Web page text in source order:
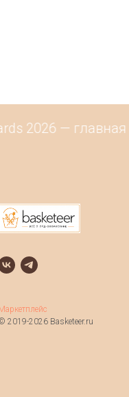
2026 — главная
2019-2026 Basketeer.ru